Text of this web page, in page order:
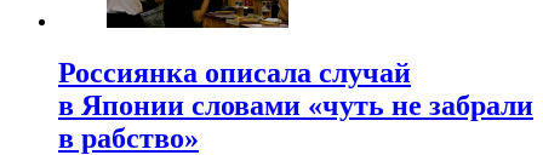
Россиянка описала случай
в Японии словами «чуть не забрали
в рабство»